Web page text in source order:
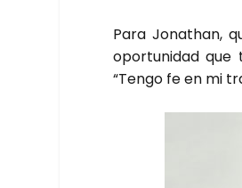
Para Jonathan,
opor­tu­ni­dad que
“Ten­go fe en mi